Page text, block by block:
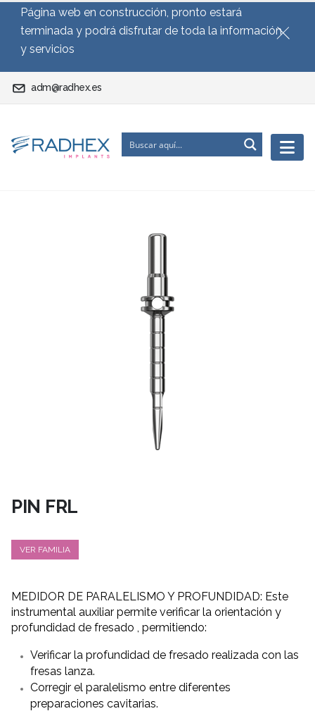
Página web en construcción, pronto estará
terminada y podrá disfrutar de toda la información
y servicios
adm@radhex.es
PIN FRL
VER FAMILIA
MEDIDOR DE PARALELISMO Y PROFUNDIDAD: Este
instrumental auxiliar permite verificar la orientación y
profundidad de fresado , permitiendo:
Verificar la profundidad de fresado realizada con las
fresas lanza.
Corregir el paralelismo entre diferentes
preparaciones cavitarias.